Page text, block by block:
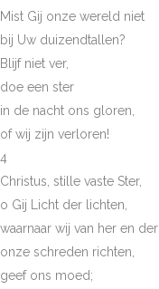
Mist Gij onze wereld niet
bij Uw duizendtallen?
Blijf niet ver,
doe een ster
in de nacht ons gloren,
of wij zijn verloren!
4
Christus, stille vaste Ster,
o Gij Licht der lichten,
waarnaar wij van her en der
onze schreden richten,
geef ons moed;